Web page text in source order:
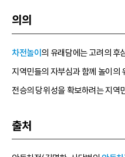
의의
차전놀이 의 유래담에는 고려의 후
지역민들의 자부심과 함께 놀이의
전승의 당위성을 확보하려는 지역
출처